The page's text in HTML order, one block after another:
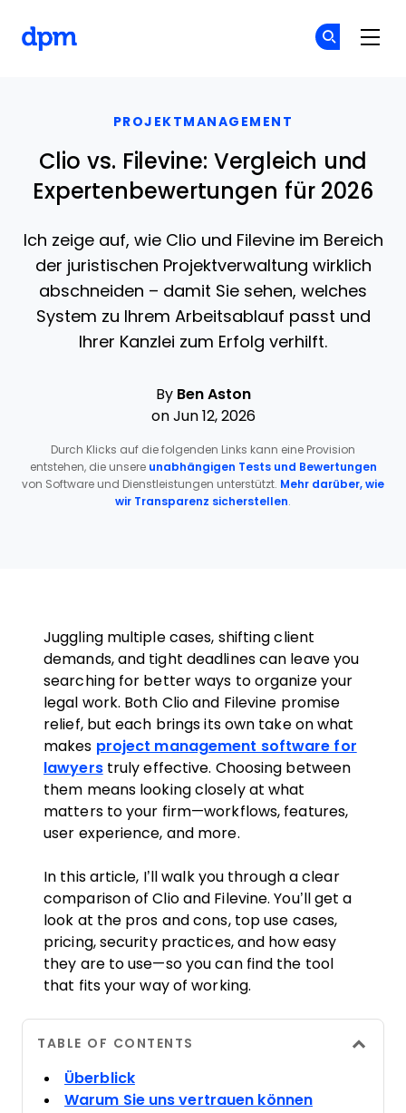
PROJEKTMANAGEMENT
Clio vs. Filevine: Vergleich und
Expertenbewertungen für 2026
Ich zeige auf, wie Clio und Filevine im Bereich
der juristischen Projektverwaltung wirklich
abschneiden – damit Sie sehen, welches
System zu Ihrem Arbeitsablauf passt und
Ihrer Kanzlei zum Erfolg verhilft.
By Ben Aston
on Jun 12, 2026
Durch Klicks auf die folgenden Links kann eine Provision
entstehen, die unsere unabhängigen Tests und Bewertungen
von Software und Dienstleistungen unterstützt. Mehr darüber, wie
wir Transparenz sicherstellen.
Juggling multiple cases, shifting client
demands, and tight deadlines can leave you
searching for better ways to organize your
legal work. Both Clio and Filevine promise
relief, but each brings its own take on what
makes project management software for
lawyerstruly effective. Choosing between
them means looking closely at what
matters to your firm—workflows, features,
user experience, and more.
In this article, I’ll walk you through a clear
comparison of Clio and Filevine. You’ll get a
look at the pros and cons, top use cases,
pricing, security practices, and how easy
they are to use—so you can find the tool
that fits your way of working.
TABLE OF CONTENTS
Überblick
Warum Sie uns vertrauen können